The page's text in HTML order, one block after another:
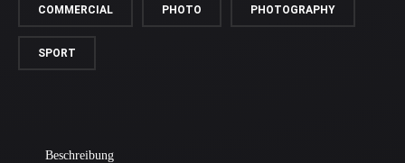
COMMERCIAL PHOTO PHOTOGRAPHY
SPORT
Beschreibung